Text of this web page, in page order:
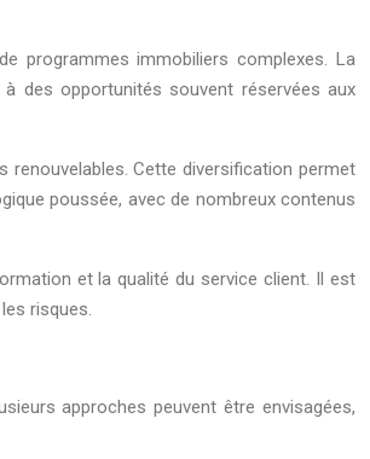
programmes immobiliers complexes. La
des opportunités souvent réservées aux
renouvelables. Cette diversification permet
poussée, avec de nombreux contenus
et la qualité du service client. Il est
risques.
approches peuvent être envisagées,